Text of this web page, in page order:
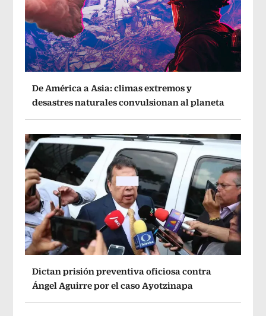
De América a Asia: climas extremos y
desastres naturales convulsionan al planeta
Dictan prisión preventiva oficiosa contra
Ángel Aguirre por el caso Ayotzinapa